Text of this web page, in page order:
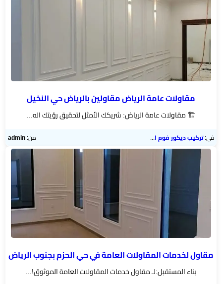
ديكورات
جبس
بورد
ورق
حائط
بالجدران
ديكورات
مرايا
مقاولات عامة الرياض مقاولين بالرياض حي النخيل
🏗️ مقاولات عامة الرياض: شريكك الأمثل لتحقيق رؤيتك اله...
في:تركيب ديكور فوم الرياض من:admin
مقاول لخدمات المقاولات العامة في حي الحزم بجنوب الرياض
بناء المستقبل:لـ مقاول خدمات المقاولات العامة الموثوق!...